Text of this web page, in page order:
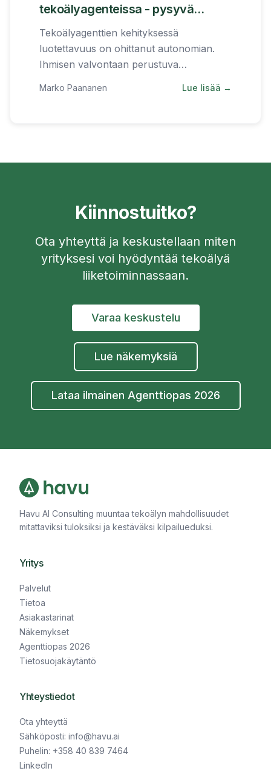
tekoälyagenteissa - pysyvä
arkkitehtuuri
Tekoälyagenttien kehityksessä
luotettavuus on ohittanut autonomian.
Ihmisen valvontaan perustuva
Marko Paananen Lue lisää →
Kiinnostuitko?
Ota yhteyttä ja keskustellaan miten
yrityksesi voi hyödyntää tekoälyä
liiketoiminnassaan.
Varaa keskustelu
Lue näkemyksiä
Lataa ilmainen Agenttiopas 2026
Havu AI Consulting muuntaa tekoälyn mahdollisuudet
mitattaviksi tuloksiksi ja kestäväksi kilpailueduksi.
Yritys
Palvelut
Tietoa
Asiakastarinat
Näkemykset
Agenttiopas 2026
Tietosuojakäytäntö
Yhteystiedot
Ota yhteyttä
Sähköposti: info@havu.ai
Puhelin: +358 40 839 7464
LinkedIn